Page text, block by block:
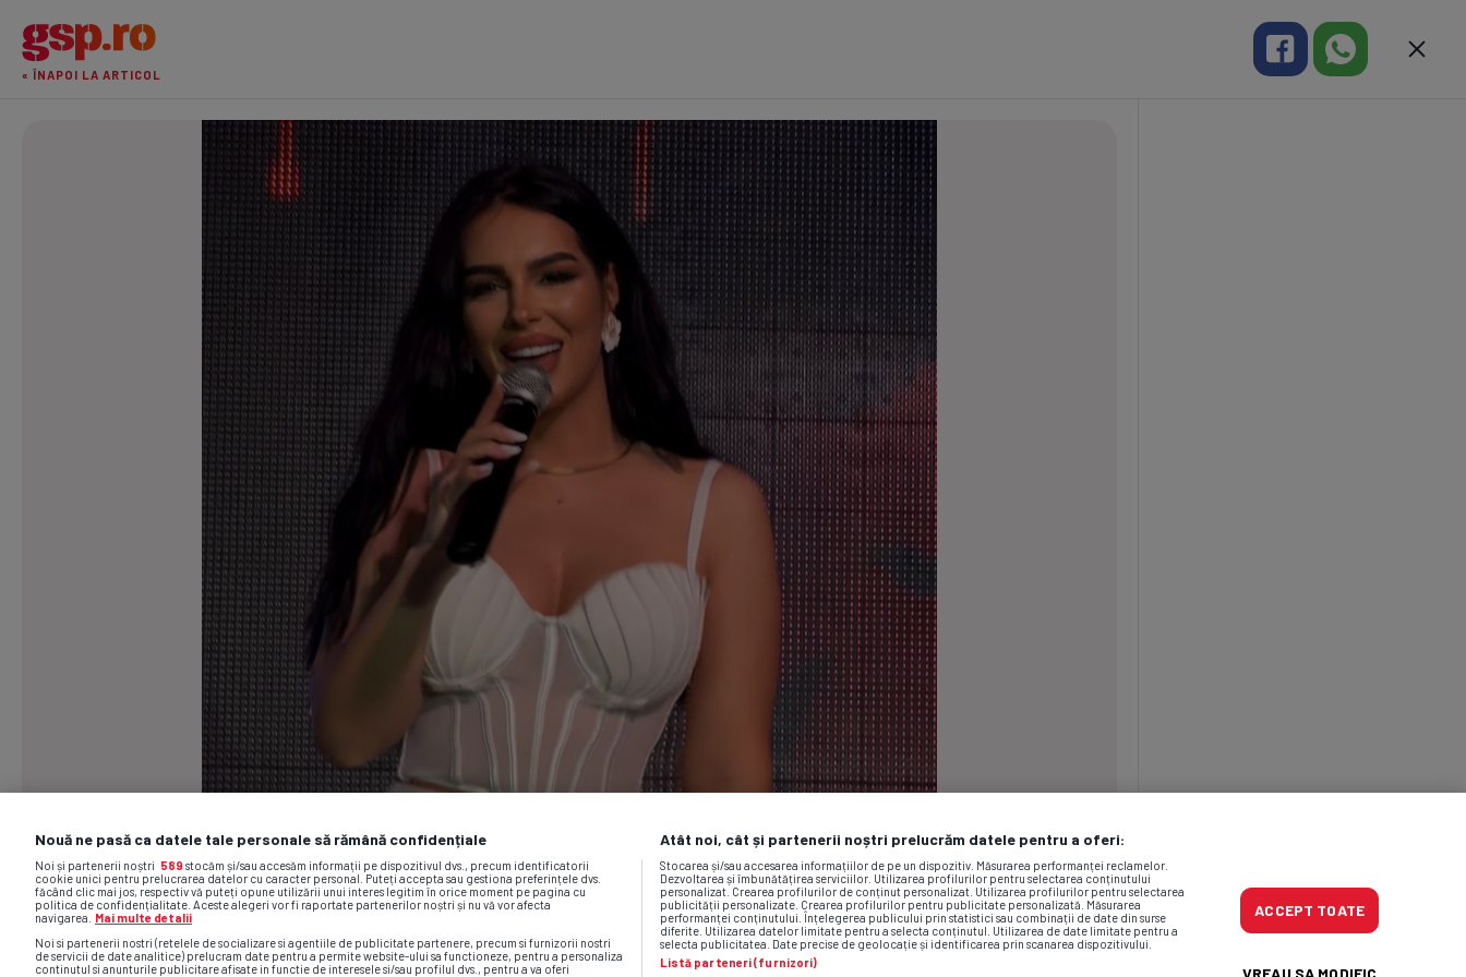
« ÎNAPOI LA ARTICOL
Nouă ne pasă ca datele tale personale să rămână confidențiale
Noi și partenerii noștri 589 stocăm și/sau accesăm informații pe dispozitivul dvs., precum identificatorii
cookie unici pentru prelucrarea datelor cu caracter personal. Puteți accepta sau gestiona preferințele dvs.
făcând clic mai jos, respectiv vă puteți opune utilizării unui interes legitim în orice moment pe pagina cu
politica de confidențialitate. Aceste alegeri vor fi raportate partenerilor noștri și nu vă vor afecta
navigarea.
Mai multe detalii
Noi si partenerii nostri (retelele de socializare si agentiile de publicitate partenere, precum si furnizorii nostri
de servicii de date analitice) prelucram date pentru a permite website-ului sa functioneze, pentru a personaliza
continutul si anunturile publicitare afisate in functie de interesele si/sau profilul dvs., pentru a va oferi
Atât noi, cât și partenerii noștri prelucrăm datele pentru a oferi:
Stocarea și/sau accesarea informațiilor de pe un dispozitiv. Măsurarea performanței reclamelor.
Dezvoltarea și îmbunătățirea serviciilor. Utilizarea profilurilor pentru selectarea conținutului
personalizat. Crearea profilurilor de conținut personalizat. Utilizarea profilurilor pentru selectarea
publicității personalizate. Crearea profilurilor pentru publicitate personalizată. Măsurarea
performanței conținutului. Înțelegerea publicului prin statistici sau combinații de date din surse
diferite. Utilizarea datelor limitate pentru a selecta conținutul. Utilizarea de date limitate pentru a
selecta publicitatea. Date precise de geolocație și identificarea prin scanarea dispozitivului.
Listă parteneri (furnizori)
ACCEPT TOATE
VREAU SA MODIFIC